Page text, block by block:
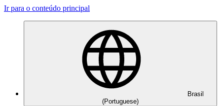
Ir para o conteúdo principal
Brasil
(Portuguese)